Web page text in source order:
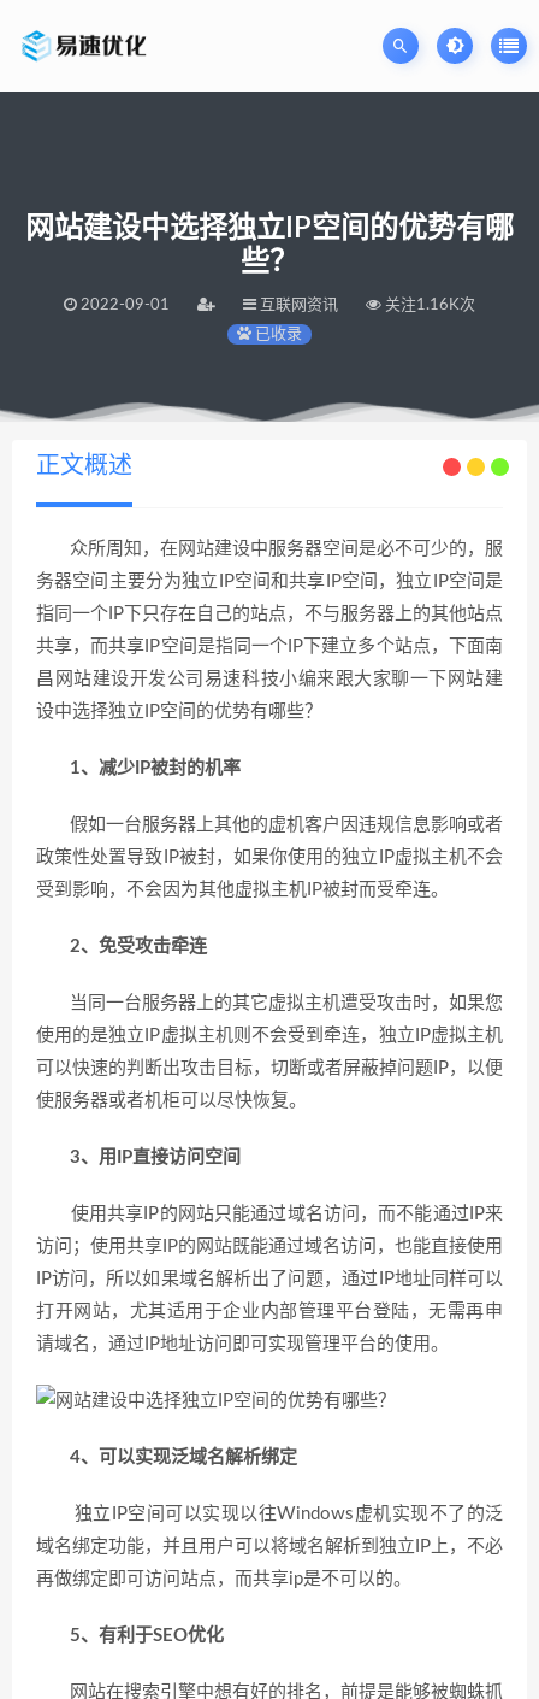
网站建设中选择独立IP空间的优势有哪
些？
2022-09-01 互联网资讯
关注1.16K次
已收录
当前位置：易速网站优化公司 >网站建设中选择独立IP空间的优势有哪些？
正文概述
众所周知，在网站建设中服务器空间是必不可少的，服
务器空间主要分为独立IP空间和共享IP空间，独立IP空间是
指同一个IP下只存在自己的站点，不与服务器上的其他站点
共享，而共享IP空间是指同一个IP下建立多个站点，下面南
昌网站建设开发公司易速科技小编来跟大家聊一下网站建
设中选择独立IP空间的优势有哪些？
1、减少IP被封的机率
假如一台服务器上其他的虚机客户因违规信息影响或者
政策性处置导致IP被封，如果你使用的独立IP虚拟主机不会
受到影响，不会因为其他虚拟主机IP被封而受牵连。
2、免受攻击牵连
当同一台服务器上的其它虚拟主机遭受攻击时，如果您
使用的是独立IP虚拟主机则不会受到牵连，独立IP虚拟主机
可以快速的判断出攻击目标，切断或者屏蔽掉问题IP，以便
使服务器或者机柜可以尽快恢复。
3、用IP直接访问空间
使用共享IP的网站只能通过域名访问，而不能通过IP来
访问；使用共享IP的网站既能通过域名访问，也能直接使用
IP访问，所以如果域名解析出了问题，通过IP地址同样可以
打开网站，尤其适用于企业内部管理平台登陆，无需再申
请域名，通过IP地址访问即可实现管理平台的使用。
4、可以实现泛域名解析绑定
独立IP空间可以实现以往Windows虚机实现不了的泛
域名绑定功能，并且用户可以将域名解析到独立IP上，不必
再做绑定即可访问站点，而共享ip是不可以的。
5、有利于SEO优化
网站在搜索引擎中想有好的排名，前提是能够被蜘蛛抓